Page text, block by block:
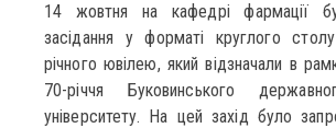
14 жовтня на кафедрі фармації
засідання у форматі круглого
річного ювілею, який відзначали в
70-річчя Буковинського
університету. На цей захід було